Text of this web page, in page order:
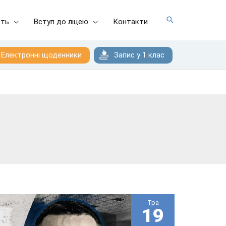
Вступ до ліцею Контакти
Електронні щоденники Запис у 1 клас
Тра
19